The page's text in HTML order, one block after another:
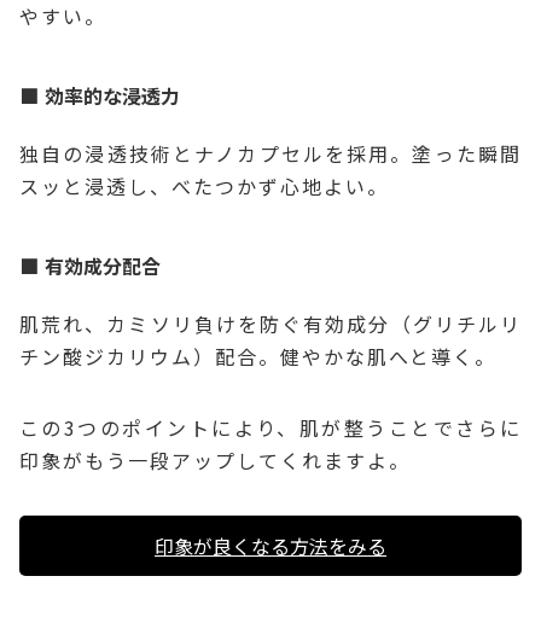
やすい。
効率的な浸透力
独自の浸透技術とナノカプセルを採用。塗った瞬間
スッと浸透し、べたつかず心地よい。
有効成分配合
肌荒れ、カミソリ負けを防ぐ有効成分（グリチルリ
チン酸ジカリウム）配合。健やかな肌へと導く。
この3つのポイントにより、肌が整うことでさらに
印象がもう一段アップしてくれますよ。
印象が良くなる方法をみる